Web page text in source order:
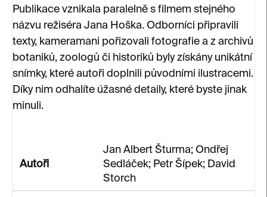
Publikace vznikala paralelně s filmem stejného
názvu režiséra Jana Hoška. Odborníci připravili
texty, kameramani pořizovali fotografie a z archivů
botaniků, zoologů či historiků byly získány unikátní
snímky, které autoři doplnili původními ilustracemi.
Díky nim odhalíte úžasné detaily, které byste jinak
minuli.
Autoři
Jan Albert Šturma; Ondřej
Sedláček; Petr Šípek; David
Storch